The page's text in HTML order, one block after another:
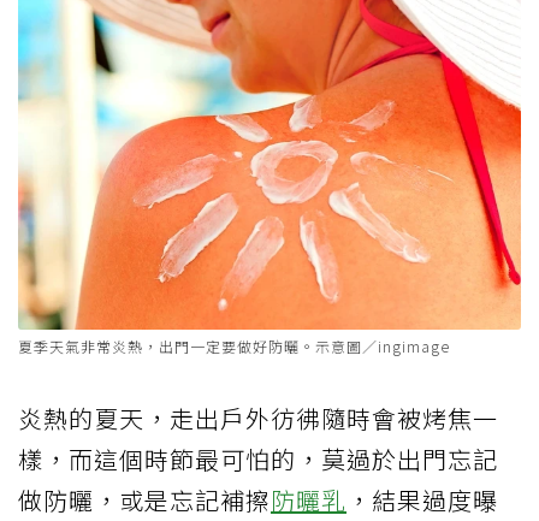
夏季天氣非常炎熱，出門一定要做好防曬。示意圖／ingimage
炎熱的夏天，走出戶外彷彿隨時會被烤焦一
樣，而這個時節最可怕的，莫過於出門忘記
做防曬，或是忘記補擦防曬乳 ，結果過度曝